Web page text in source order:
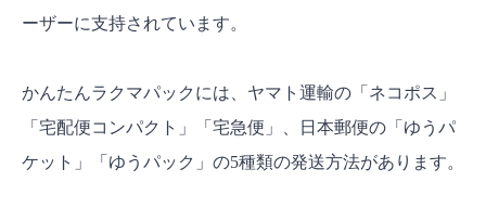
荷物の受け取りは自宅以外でできる？
匿名配送の梱包はどうする？
ラクマとメルカリの匿名配送の違い
ーザーに支持されています。
かんたんラクマパックには、ヤマト運輸の「ネコポス」
「宅配便コンパクト」「宅急便」、日本郵便の「ゆうパ
ケット」「ゆうパック」の5種類の発送方法があります。